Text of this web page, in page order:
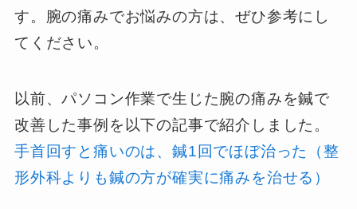
す。腕の痛みでお悩みの方は、ぜひ参考にし
てください。
以前、パソコン作業で生じた腕の痛みを鍼で
改善した事例を以下の記事で紹介しました。
手首回すと痛いのは、鍼1回でほぼ治った（整
形外科よりも鍼の方が確実に痛みを治せる）